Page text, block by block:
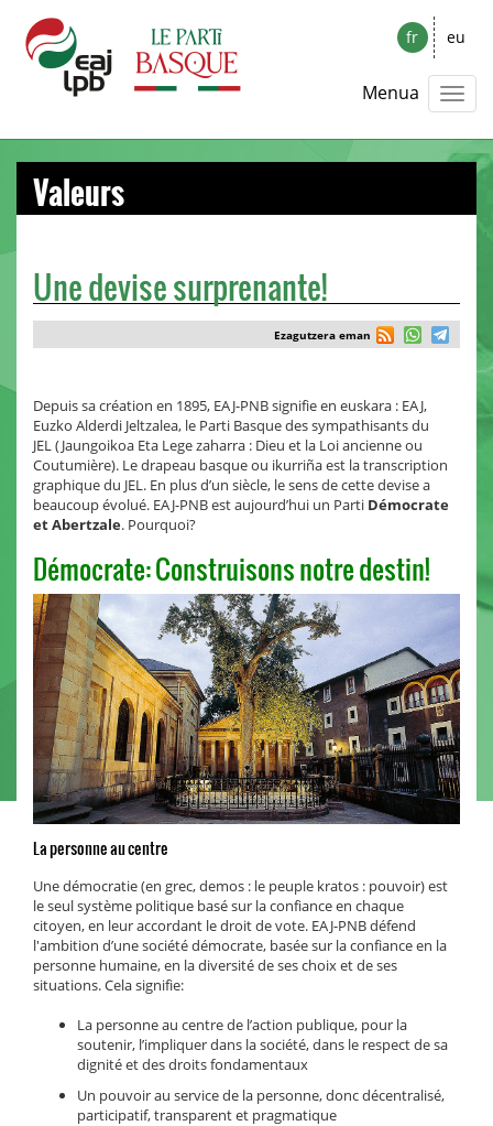
fr eu
Menua
Valeurs
Une devise surprenante!
Ezagutzera eman
Depuis sa création en 1895, EAJ-PNB signifie en euskara : EAJ,
Euzko Alderdi Jeltzalea, le Parti Basque des sympathisants du
JEL (Jaungoikoa Eta Lege zaharra : Dieu et la Loi ancienne ou
Coutumière). Le drapeau basque ou ikurriña est la transcription
graphique du JEL. En plus d’un siècle, le sens de cette devise a
beaucoup évolué. EAJ-PNB est aujourd’hui un Parti Démocrate
et Abertzale. Pourquoi?
Démocrate: Construisons notre destin!
La personne au centre
Une démocratie (en grec, demos : le peuple kratos : pouvoir) est
le seul système politique basé sur la confiance en chaque
citoyen, en leur accordant le droit de vote. EAJ-PNB défend
l'ambition d’une société démocrate, basée sur la confiance en la
personne humaine, en la diversité de ses choix et de ses
situations. Cela signifie:
La personne au centre de l’action publique, pour la
soutenir, l’impliquer dans la société, dans le respect de sa
dignité et des droits fondamentaux
Un pouvoir au service de la personne, donc décentralisé,
participatif, transparent et pragmatique